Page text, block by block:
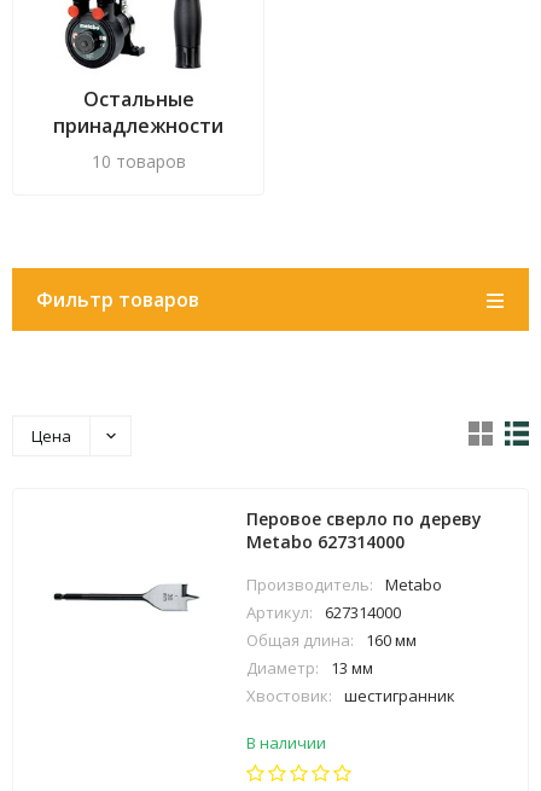
Остальные
принадлежности
для дрелей
10 товаров
Фильтр товаров
Цена
Перовое сверло по дереву
Metabo 627314000
Производитель:
Metabo
Артикул:
627314000
Общая длина:
160 мм
Диаметр:
13 мм
Хвостовик:
шестигранник
В наличии